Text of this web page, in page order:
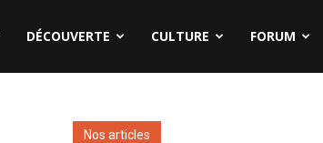
DÉCOUVERTE CULTURE FORUM
Nos articles